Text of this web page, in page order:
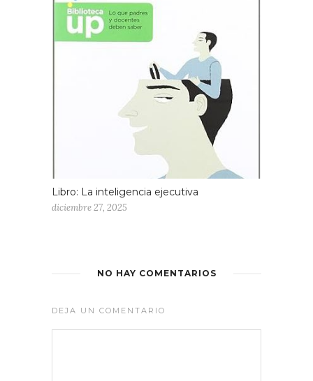
Libro: La inteligencia ejecutiva
diciembre 27, 2025
NO HAY COMENTARIOS
DEJA UN COMENTARIO